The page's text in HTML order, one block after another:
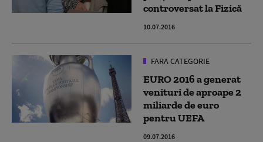
controversat la Fizică
10.07.2016
FARA CATEGORIE
EURO 2016 a generat
venituri de aproape 2
miliarde de euro
pentru UEFA
09.07.2016